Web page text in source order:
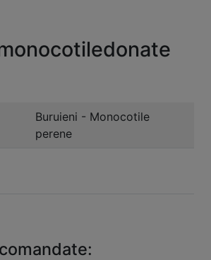
Buruieni - Monocotile
perene